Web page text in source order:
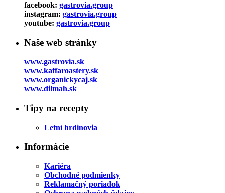
facebook: gastrovia.group
instagram: gastrovia.group
youtube: gastrovia.group
Naše web stránky
www.gastrovia.sk
www.kaffaroastery.sk
www.organickycaj.sk
www.dilmah.sk
Tipy na recepty
Letní hrdinovia
Informácie
Kariéra
Obchodné podmienky
Reklamačný poriadok